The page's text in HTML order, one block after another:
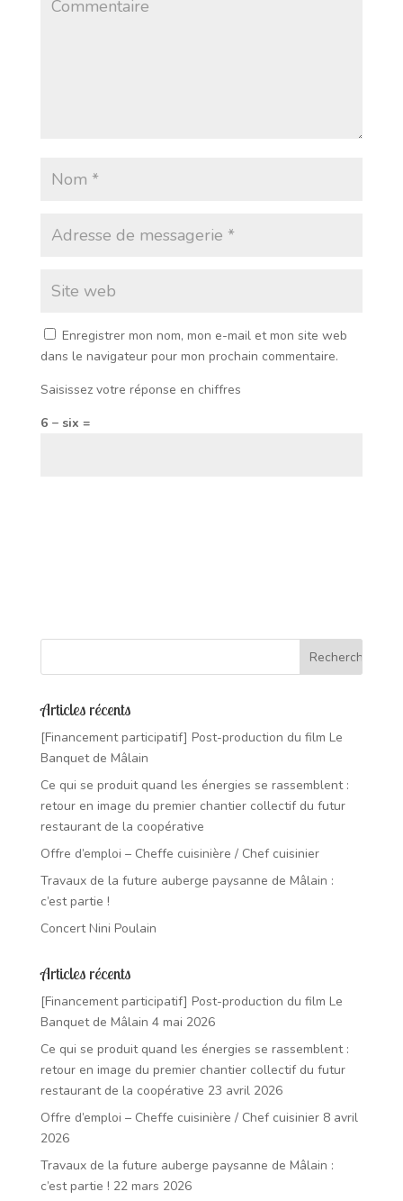
Enregistrer mon nom, mon e-mail et mon site web
dans le navigateur pour mon prochain commentaire.
Saisissez votre réponse en chiffres
6 − six =
Articles récents
[Financement participatif] Post-production du film Le
Banquet de Mâlain
Ce qui se produit quand les énergies se rassemblent :
retour en image du premier chantier collectif du futur
restaurant de la coopérative
Offre d’emploi – Cheffe cuisinière / Chef cuisinier
Travaux de la future auberge paysanne de Mâlain :
c’est partie !
Concert Nini Poulain
Articles récents
[Financement participatif] Post-production du film Le
Banquet de Mâlain 4 mai 2026
Ce qui se produit quand les énergies se rassemblent :
retour en image du premier chantier collectif du futur
restaurant de la coopérative 23 avril 2026
Offre d’emploi – Cheffe cuisinière / Chef cuisinier 8 avril
2026
Travaux de la future auberge paysanne de Mâlain :
c’est partie ! 22 mars 2026